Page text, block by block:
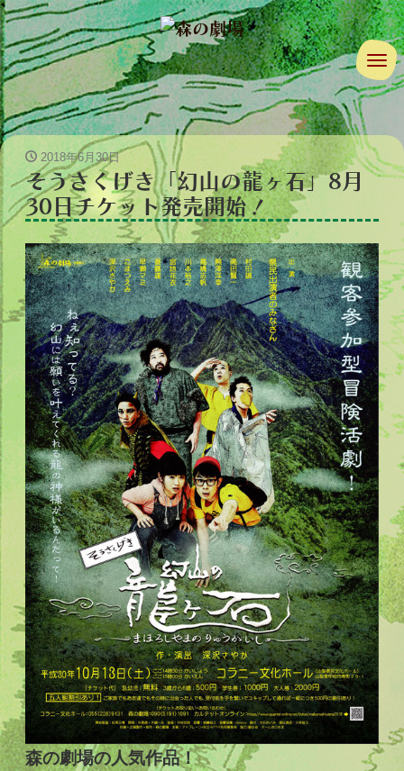
ナ
2018年6月30日
そうさくげき「幻山の龍ヶ石」8月
30日チケット発売開始！
森の劇場の人気作品！